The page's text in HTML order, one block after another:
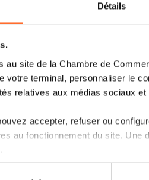
Détails
au site de la Chambre de
votre terminal, personnaliser le
relatives aux médias sociaux
accepter, refuser ou
au fonctionnement du site.
Vous lancez un
Luxembourg?
Comment?
d’entreprise au
réglementaire et